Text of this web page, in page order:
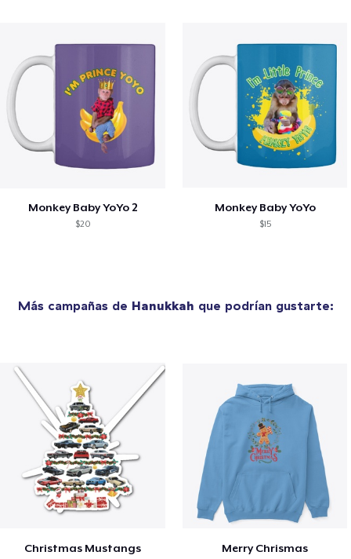
Monkey Baby YoYo 2
$20
Monkey Baby YoYo
$15
Más campañas de Hanukkah que podrían gustarte:
Christmas Mustangs Merry Chrismas